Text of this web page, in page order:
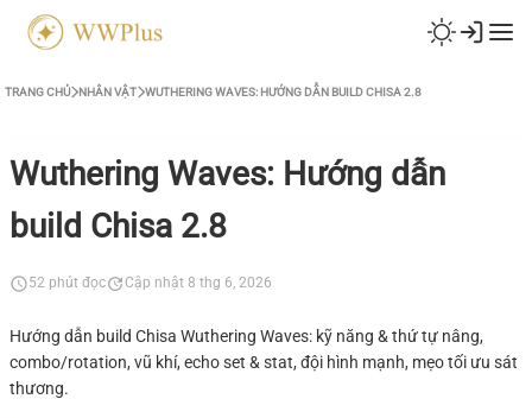
TRANG CHỦ NHÂN VẬT WUTHERING WAVES: HƯỚNG DẪN BUILD CHISA 2.8
Wuthering Waves: Hướng dẫn
build Chisa 2.8
52 phút đọc Cập nhật 8 thg 6, 2026
Hướng dẫn build Chisa Wuthering Waves: kỹ năng & thứ tự nâng,
combo/rotation, vũ khí, echo set & stat, đội hình mạnh, mẹo tối ưu sát
thương.